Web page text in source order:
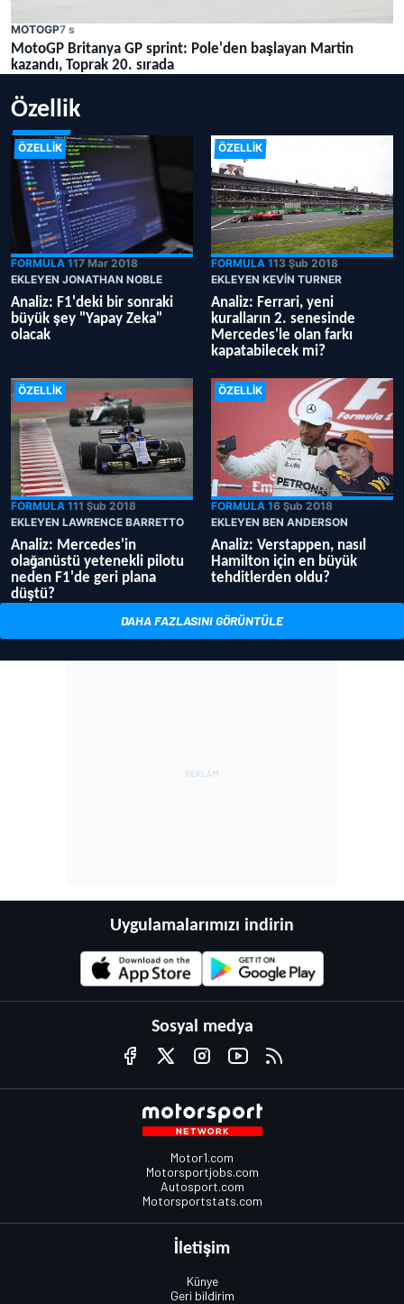
MOTOGP7 s
MotoGP Britanya GP sprint: Pole'den başlayan Martin
kazandı, Toprak 20. sırada
Özellik
ÖZELLIK
FORMULA 117 Mar 2018
EKLEYEN JONATHAN NOBLE
Analiz: F1'deki bir sonraki
büyük şey "Yapay Zeka"
olacak
ÖZELLIK
FORMULA 113 Şub 2018
EKLEYEN KEVIN TURNER
Analiz: Ferrari, yeni
kuralların 2. senesinde
Mercedes'le olan farkı
kapatabilecek mi?
ÖZELLIK
FORMULA 111 Şub 2018
EKLEYEN LAWRENCE BARRETTO
Analiz: Mercedes'in
olağanüstü yetenekli pilotu
neden F1'de geri plana
düştü?
ÖZELLIK
FORMULA 16 Şub 2018
EKLEYEN BEN ANDERSON
Analiz: Verstappen, nasıl
Hamilton için en büyük
tehditlerden oldu?
DAHA FAZLASINI GÖRÜNTÜLE
Uygulamalarımızı indirin
Sosyal medya
Motor1.com
Motorsportjobs.com
Autosport.com
Motorsportstats.com
İletişim
Künye
Geri bildirim